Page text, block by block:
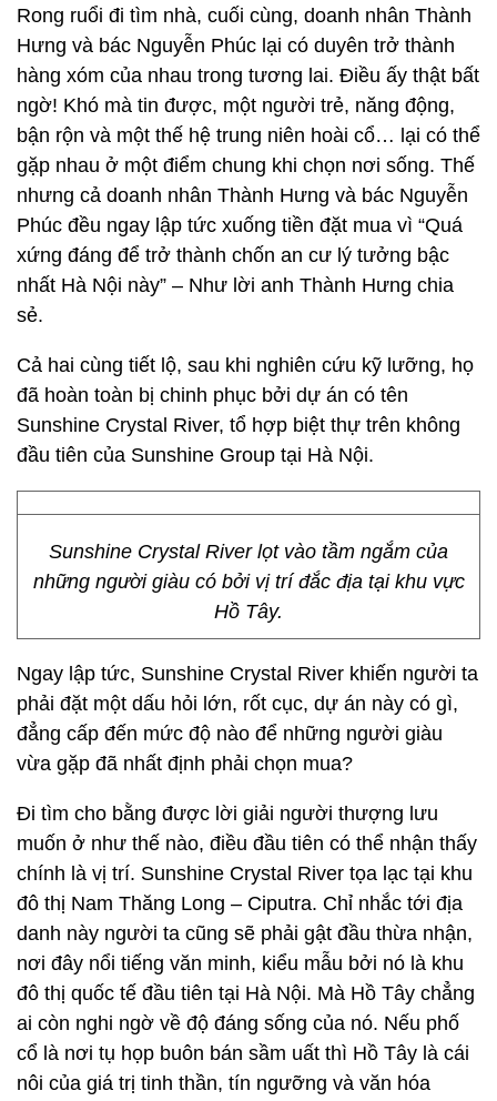
Rong ruổi đi tìm nhà, cuối cùng, doanh nhân Thành
Hưng và bác Nguyễn Phúc lại có duyên trở thành
hàng xóm của nhau trong tương lai. Điều ấy thật bất
ngờ! Khó mà tin được, một người trẻ, năng động,
bận rộn và một thế hệ trung niên hoài cổ… lại có thể
gặp nhau ở một điểm chung khi chọn nơi sống. Thế
nhưng cả doanh nhân Thành Hưng và bác Nguyễn
Phúc đều ngay lập tức xuống tiền đặt mua vì “Quá
xứng đáng để trở thành chốn an cư lý tưởng bậc
nhất Hà Nội này” – Như lời anh Thành Hưng chia
sẻ.
Cả hai cùng tiết lộ, sau khi nghiên cứu kỹ lưỡng, họ
đã hoàn toàn bị chinh phục bởi dự án có tên
Sunshine Crystal River, tổ hợp biệt thự trên không
đầu tiên của Sunshine Group tại Hà Nội.
Sunshine Crystal River lọt vào tầm ngắm của
những người giàu có bởi vị trí đắc địa tại khu vực
Hồ Tây.
Ngay lập tức, Sunshine Crystal River khiến người ta
phải đặt một dấu hỏi lớn, rốt cục, dự án này có gì,
đẳng cấp đến mức độ nào để những người giàu
vừa gặp đã nhất định phải chọn mua?
Đi tìm cho bằng được lời giải người thượng lưu
muốn ở như thế nào, điều đầu tiên có thể nhận thấy
chính là vị trí. Sunshine Crystal River tọa lạc tại khu
đô thị Nam Thăng Long – Ciputra. Chỉ nhắc tới địa
danh này người ta cũng sẽ phải gật đầu thừa nhận,
nơi đây nổi tiếng văn minh, kiểu mẫu bởi nó là khu
đô thị quốc tế đầu tiên tại Hà Nội. Mà Hồ Tây chẳng
ai còn nghi ngờ về độ đáng sống của nó. Nếu phố
cổ là nơi tụ họp buôn bán sầm uất thì Hồ Tây là cái
nôi của giá trị tinh thần, tín ngưỡng và văn hóa